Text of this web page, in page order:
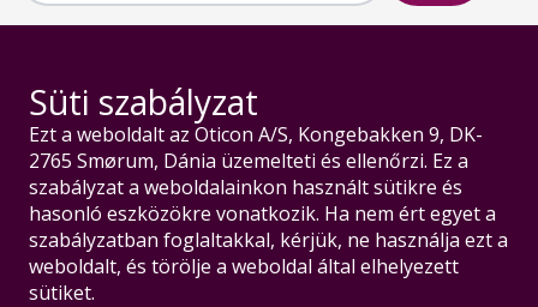
Süti szabályzat
Ezt a weboldalt az Oticon A/S, Kongebakken 9, DK-
2765 Smørum, Dánia üzemelteti és ellenőrzi. Ez a
szabályzat a weboldalainkon használt sütikre és
hasonló eszközökre vonatkozik. Ha nem ért egyet a
szabályzatban foglaltakkal, kérjük, ne használja ezt a
weboldalt, és törölje a weboldal által elhelyezett
sütiket.